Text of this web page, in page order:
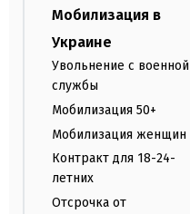
Мобилизация в
Украине
Увольнение с военной
службы
Мобилизация 50+
Мобилизация женщин
Контракт для 18-24-
летних
Отсрочка от